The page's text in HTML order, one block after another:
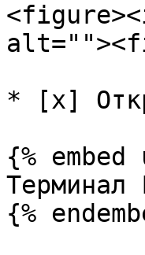
* [x]
{%
Терминал
{%